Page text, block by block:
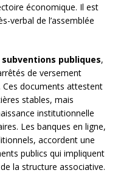
économique. Il est
verbal de l’assemblée
subventions publiques,
de versement
documents attestent
stables, mais
institutionnelle
Les banques en ligne,
accordent une
publics qui impliquent
la structure associative.